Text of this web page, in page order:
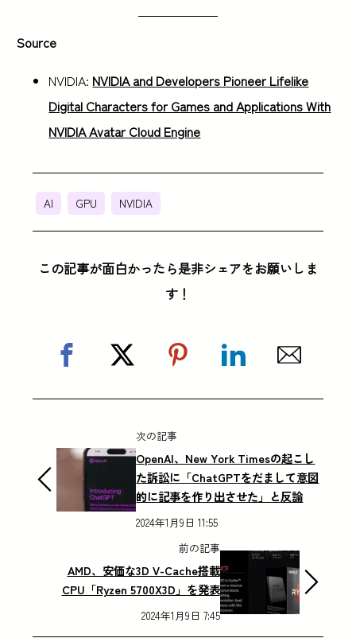
Source
NVIDIA: NVIDIA and Developers Pioneer Lifelike
Digital Characters for Games and Applications With
NVIDIA Avatar Cloud Engine
AI GPU NVIDIA
この記事が面白かったら是非シェアをお願いしま
す！
次の記事
OpenAI、New York Timesの起こし
た訴訟に「ChatGPTをだまして意図
的に記事を作り出させた」と反論
2024年1月9日 11:55
前の記事
AMD、安価な3D V-Cache搭載
CPU「Ryzen 5700X3D」を発表
2024年1月9日 7:45